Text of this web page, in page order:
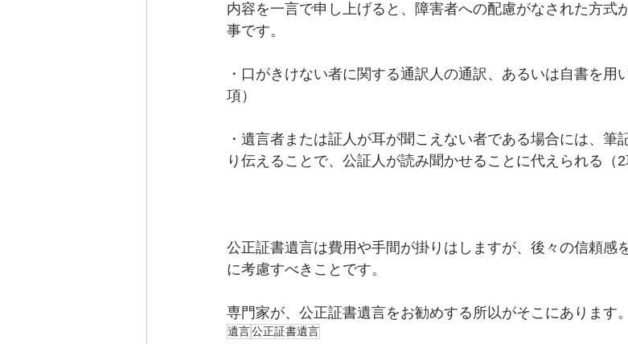
内容を一言で申し上げると、障害者への配慮がなされた方式
事です。
・口がきけない者に関する通訳人の通訳、あるいは自書を用
項）
・遺言者または証人が耳が聞こえない者である場合には、筆
り伝えることで、公証人が読み聞かせることに代えられる（2
公正証書遺言は費用や手間が掛りはしますが、後々の信頼感
に考慮すべきことです。
専門家が、公正証書遺言をお勧めする所以がそこにあります。
遺言公正証書遺言